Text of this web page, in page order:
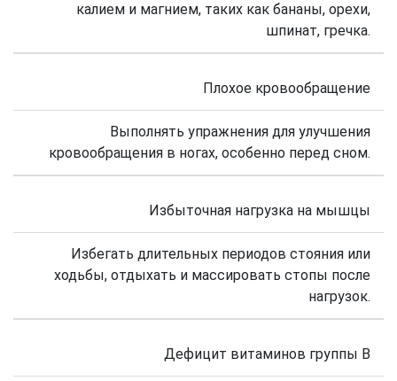
калием и магнием, таких как бананы, орехи,
шпинат, гречка.
Плохое кровообращение
Выполнять упражнения для улучшения
кровообращения в ногах, особенно перед сном.
Избыточная нагрузка на мышцы
Избегать длительных периодов стояния или
ходьбы, отдыхать и массировать стопы после
нагрузок.
Дефицит витаминов группы В